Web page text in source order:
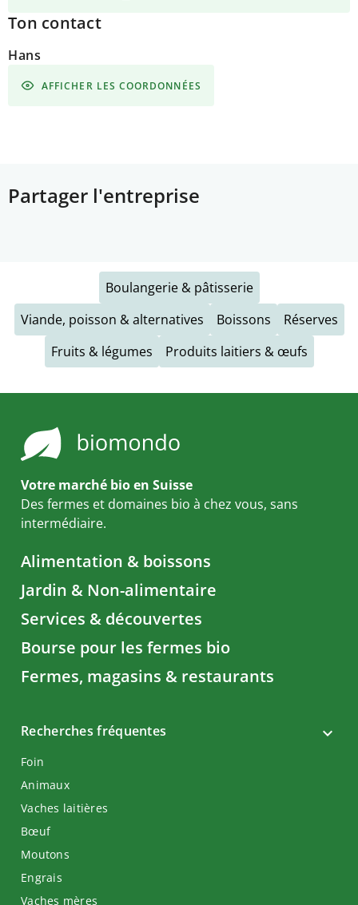
Ton contact
Hans
AFFICHER LES COORDONNÉES
Partager l'entreprise
Boulangerie & pâtisserie
Viande, poisson & alternatives
Boissons
Réserves
Fruits & légumes
Produits laitiers & œufs
Votre marché bio en Suisse
Des fermes et domaines bio à chez vous, sans
intermédiaire.
Alimentation & boissons
Jardin & Non-alimentaire
Services & découvertes
Bourse pour les fermes bio
Fermes, magasins & restaurants
Recherches fréquentes
Foin
Animaux
Vaches laitières
Bœuf
Moutons
Engrais
Vaches mères